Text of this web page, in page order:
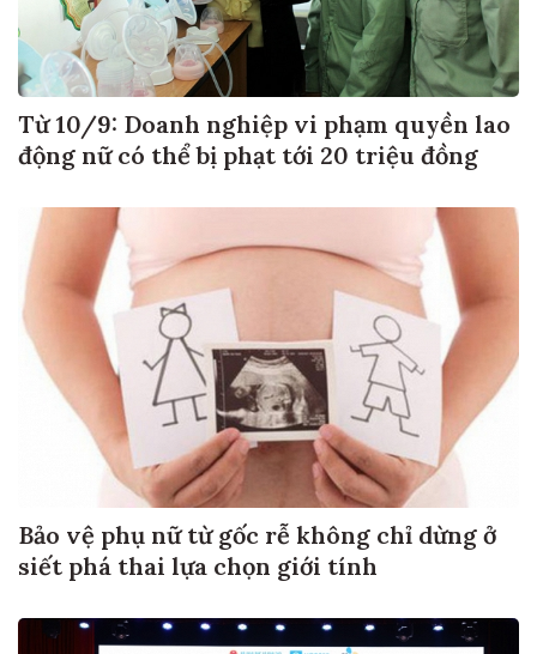
Từ 10/9: Doanh nghiệp vi phạm quyền lao
động nữ có thể bị phạt tới 20 triệu đồng
Bảo vệ phụ nữ từ gốc rễ không chỉ dừng ở
siết phá thai lựa chọn giới tính